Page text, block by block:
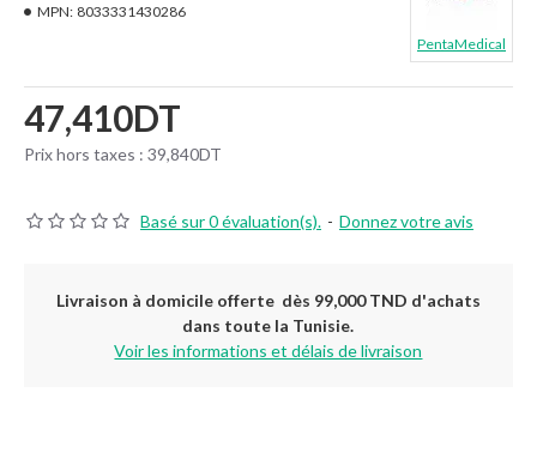
Basé sur 0 évaluation(s). - Donnez votre avis
47,410DT
Prix hors taxes : 39,840DT
MPN: 8033331430286
PentaMedical
Livraison à domicile offerte dès 99,000 TND d'achats
dans toute la Tunisie.
Voir les informations et délais de livraison